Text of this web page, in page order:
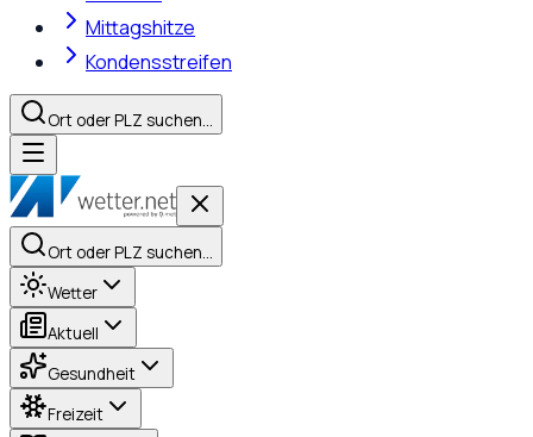
Mittagshitze
Kondensstreifen
Ort oder PLZ suchen…
Ort oder PLZ suchen…
Wetter
Aktuell
Gesundheit
Freizeit